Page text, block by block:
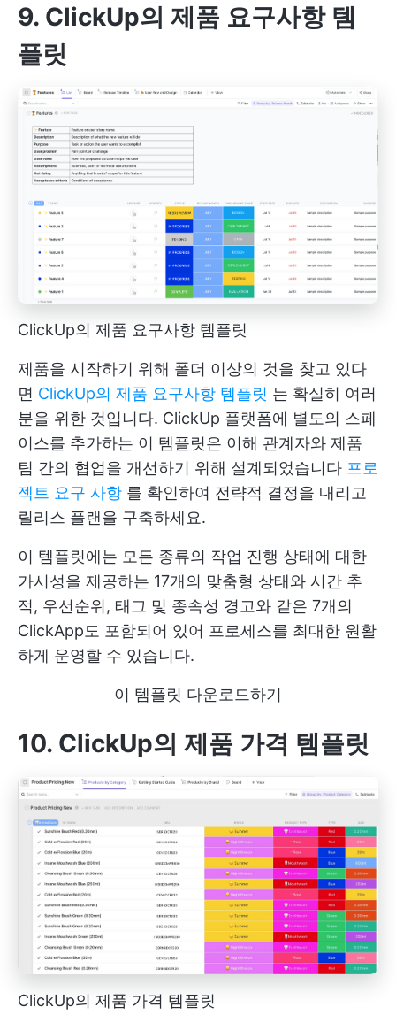
9. ClickUp의 제품 요구사항 템
플릿
ClickUp의 제품 요구사항 템플릿
제품을 시작하기 위해 폴더 이상의 것을 찾고 있다
면 ClickUp의 제품 요구사항 템플릿 는 확실히 여러
분을 위한 것입니다. ClickUp 플랫폼에 별도의 스페
이스를 추가하는 이 템플릿은 이해 관계자와 제품
팀 간의 협업을 개선하기 위해 설계되었습니다 프로
젝트 요구 사항 를 확인하여 전략적 결정을 내리고
릴리스 플랜을 구축하세요.
이 템플릿에는 모든 종류의 작업 진행 상태에 대한
가시성을 제공하는 17개의 맞춤형 상태와 시간 추
적, 우선순위, 태그 및 종속성 경고와 같은 7개의
ClickApp도 포함되어 있어 프로세스를 최대한 원활
하게 운영할 수 있습니다.
이 템플릿 다운로드하기
10. ClickUp의 제품 가격 템플릿
ClickUp의 제품 가격 템플릿